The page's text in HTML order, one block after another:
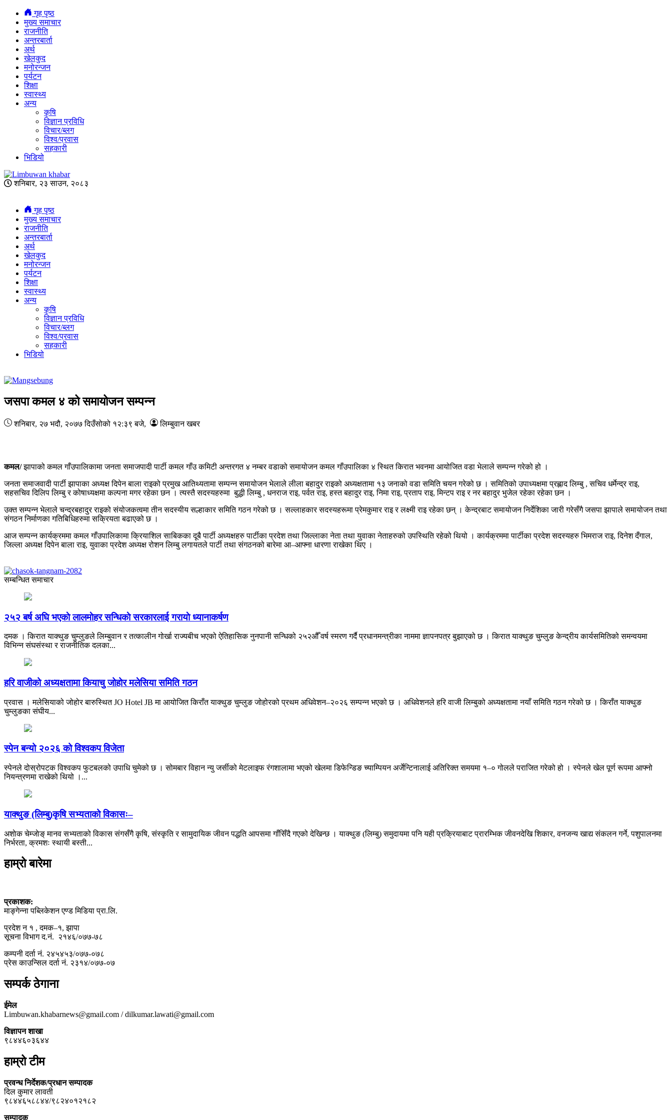
गृह पृष्ठ
मुख्य समाचार
राजनीति
अन्तरबार्ता
अर्थ
खेलकुद
मनोरन्जन
पर्यटन
शिक्षा
स्वास्थ्य
अन्य
कृषि
विज्ञान प्रविधि
विचार/ब्लग
विश्व/प्रवास
सहकारी
भिडियो
शनिबार, २३ साउन, २०८३
गृह पृष्ठ
मुख्य समाचार
राजनीति
अन्तरबार्ता
अर्थ
खेलकुद
मनोरन्जन
पर्यटन
शिक्षा
स्वास्थ्य
अन्य
कृषि
विज्ञान प्रविधि
विचार/ब्लग
विश्व/प्रवास
सहकारी
भिडियो
जसपा कमल ४ को समायोजन सम्पन्न
शनिबार, २७ भदौ, २०७७दिउँसोको १२:३९ बजे, लिम्बुवान खबर
कमल/झापाको कमल गाँउपालिकामा जनता समाजपादी पार्टी कमल गाँउ कमिटी अन्तरगत ४ नम्बर वडाको समायोजन कमल गाँउपालिका ४ स्थित किरात भवनमा आयोजित वडा भेलाले सम्पन्न गरेको हो ।
जनता समाजवादी पार्टी झापाका अध्यक्ष दिपेन बाला राइको प्रमुख आतिथ्यतामा सम्पन्न समायोजन भेलाले लीला बहादुर राइको अध्यक्षतामा १३ जनाको वडा समिति चयन गरेको छ । समितिको उपाध्यक्षमा प्रह्लाद लिम्बु , सचिव धर्मेन्द्र राइ,
सहसचिव दिलिप लिम्बु र कोषाध्यक्षमा कल्पना मगर रहेका छन । त्यस्तै सदस्यहरुमा बुद्धी लिम्बु , धनराज राइ, पर्वत राइ, हस्त बहादुर राइ, निमा राइ, प्रताप राइ, मिन्टप राइ र नर बहादुर भुजेल रहेका रहेका छन ।
उक्त सम्पन्न भेलाले चन्द्रबहादुर राइको संयोजकत्वमा तीन सदस्यीय सल्हाकार समिति गठन गरेको छ । सल्लाहकार सदस्यहरूमा प्रेमकुमार राइ र लक्ष्मी राइ रहेका छन् । केन्द्रबाट समायोजन निर्देशिका जारी गरेसँगै जसपा झापाले समायोजन तथा
संगठन निर्माणका गतिबिधिहरुमा सक्रियता बढाएको छ ।
आज सम्पन्न कार्यक्रममा कमल गाँउपालिकामा क्रियाशिल साबिकका दूबै पार्टी अध्यक्षहरु पार्टीका प्रदेश तथा जिल्लाका नेता तथा युवाका नेताहरुको उपस्थिति रहेको थियो । कार्यक्रममा पार्टीका प्रदेश सदस्यहरु भिमराज राइ, दिनेश दँगाल,
जिल्ला अध्यक्ष दिपेन बाला राइ, युवाका प्रदेश अध्यक्ष रोशन लिम्बु लगायतले पार्टी तथा संगठनको बारेमा आ–आफ्ना धारणा राखेका थिए ।
सम्बन्धित समाचार
२५२ बर्ष अघि भएकाे लालमाेहर सन्धिकाे सरकारलाई गरायाे ध्यानाकर्षण
दमक । किरात याक्थुङ चुम्लुङले लिम्बुवान र तत्कालीन गोर्खा राज्यबीच भएको ऐतिहासिक नुनपानी सन्धिको २५२औँ वर्ष स्मरण गर्दै प्रधानमन्त्रीका नाममा ज्ञापनपत्र बुझाएको छ । किरात याक्थुङ चुम्लुङ केन्द्रीय कार्यसमितिको समन्वयमा
विभिन्न संघसंस्था र राजनीतिक दलका...
हरि वाजीको अध्यक्षतामा कियाचु जोहोर मलेसिया समिति गठन
प्रवास । मलेसियाको जोहोर बारुस्थित JO Hotel JB मा आयोजित किराँत याक्थुङ चुम्लुङ जोहोरको प्रथम अधिवेशन–२०२६ सम्पन्न भएको छ । अधिवेशनले हरि वाजी लिम्बुको अध्यक्षतामा नयाँ समिति गठन गरेको छ । किराँत याक्थुङ
चुम्लुङका संघीय...
स्पेन बन्यो २०२६ को विश्वकप विजेता
स्पेनले दोस्रोपटक विश्वकप फुटबलको उपाधि चुमेको छ । सोमबार विहान न्यु जर्सीको मेटलाइफ रंगशालामा भएको खेलमा डिफेन्डिङ च्याम्पियन अर्जेन्टिनालाई अतिरिक्त समयमा १–० गोलले पराजित गरेको हो । स्पेनले खेल पूर्ण रूपमा आफ्नो
नियन्त्रणमा राखेको थियो ।...
याक्थुङ (लिम्बु)कृषि सभ्यताको विकासः–
अशाेक चेम्जाेङ् मानव सभ्यताको विकास संगसँगै कृषि, संस्कृति र सामुदायिक जीवन पद्धति आपसमा गाँसिँदै गएको देखिन्छ । याक्थुङ (लिम्बु) समुदायमा पनि यही प्रक्रियाबाट प्रारम्भिक जीवनदेखि शिकार, वनजन्य खाद्य संकलन गर्ने, पशुपालनमा
निर्भरता, क्रमशः स्थायी बस्ती...
हाम्रो बारेमा
प्रकाशक:
माङ्गेन्ना पब्लिकेशन एण्ड मिडिया प्रा.लि.
प्रदेश न १ , दमक–१, झापा
सूचना विभाग द.नं. २१४६/०७७-७८
कम्पनी दर्ता नं. २४५४५३/०७७-०७८
प्रेस काउन्सिल दर्ता नं. २३१४/०७७-०७
सम्पर्क ठेगाना
ईमेल
Limbuwan.khabarnews@gmail.com / dilkumar.lawati@gmail.com
विज्ञापन शाखा
९८४४६०३६४४
हाम्रो टीम
प्रवन्ध निर्देशक/प्रधान सम्पादक
दिल कुमार लावती
९८४४६५८८४४/९८२४०१२१८२
सम्पादक